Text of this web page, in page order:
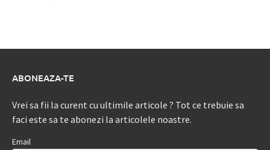
ABONEAZA-TE
Vrei sa fii la curent cu ultimile articole ? Tot ce trebuie sa
faci este sa te abonezi la articolele noastre.
Email